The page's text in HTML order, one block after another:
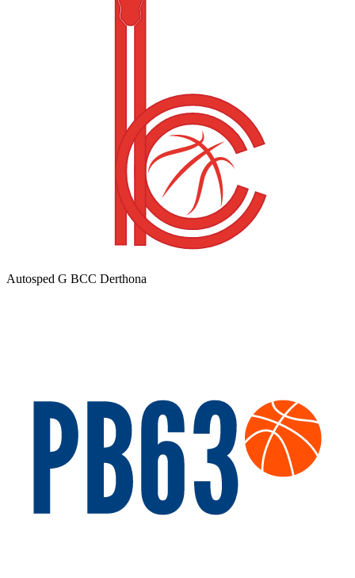
Autosped G BCC Derthona